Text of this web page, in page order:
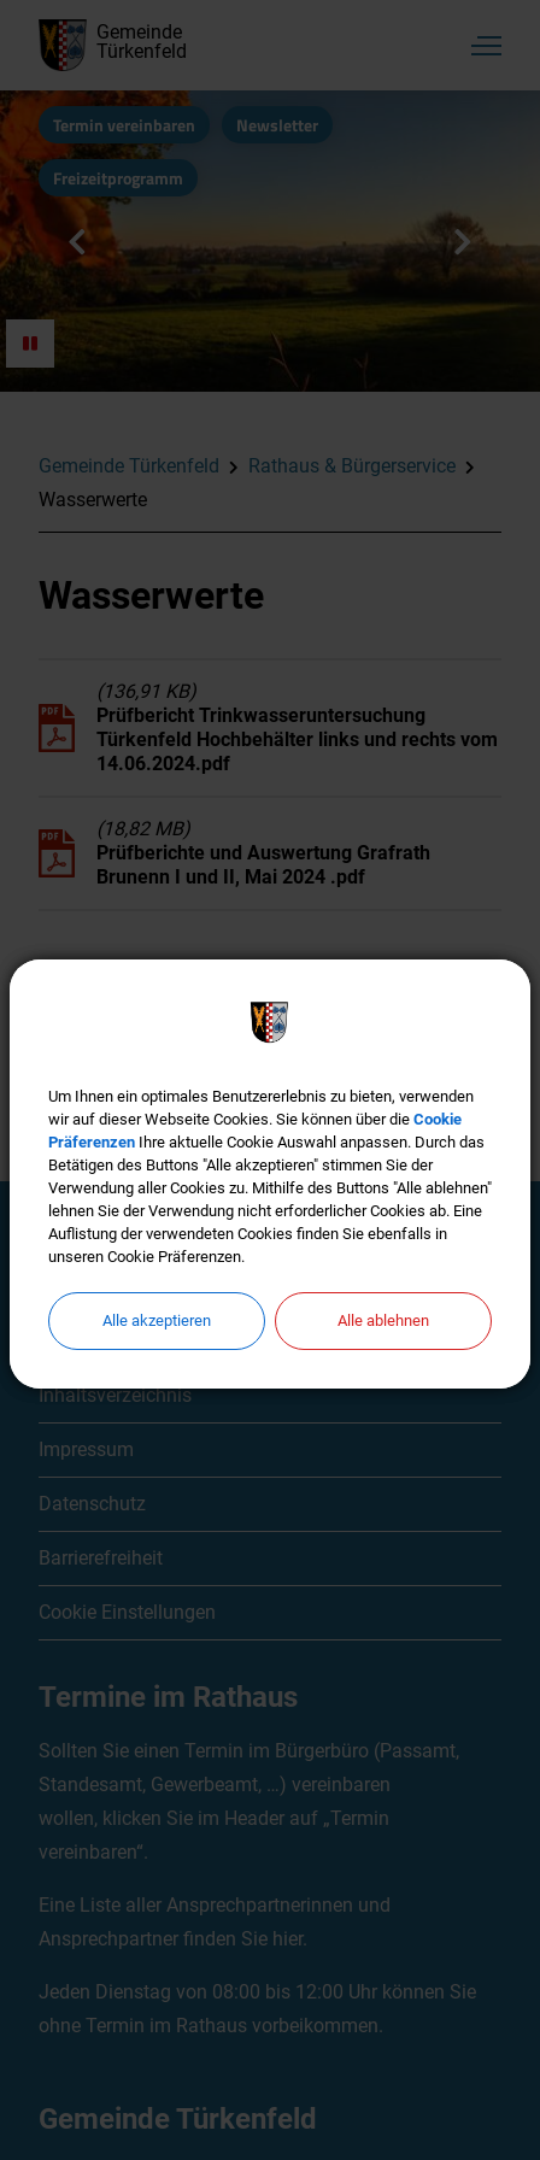
Gemeinde
Türkenfeld
Termin vereinbaren Newsletter
Freizeitprogramm
Aktuelles, Startseite
Rathaus & Bürgerservice
Familie & Soziales
Wirtschaft & Gewerbe
Gemeinde Türkenfeld
Rathaus & Bürgerservice
Wasserwerte
Wasserwerte
(136,91 KB)
Prüfbericht Trinkwasseruntersuchung
Türkenfeld Hochbehälter links und rechts vom
14.06.2024.pdf
(18,82 MB)
Prüfberichte und Auswertung Grafrath
Brunenn I und II, Mai 2024 .pdf
Kontakt
Inhaltsverzeichnis
Impressum
Datenschutz
Barrierefreiheit
Cookie Einstellungen
Termine im Rathaus
Sollten Sie einen Termin im Bürgerbüro (Passamt,
Standesamt, Gewerbeamt, …) vereinbaren
wollen, klicken Sie im Header auf „Termin
vereinbaren“.
Eine Liste aller Ansprechpartnerinnen und
Ansprechpartner finden Sie hier.
Jeden Dienstag von 08:00 bis 12:00 Uhr können Sie
ohne Termin im Rathaus vorbeikommen.
Gemeinde Türkenfeld
Um Ihnen ein optimales Benutzererlebnis zu bieten, verwenden
wir auf dieser Webseite Cookies. Sie können über die Cookie
Präferenzen Ihre aktuelle Cookie Auswahl anpassen. Durch das
Betätigen des Buttons "Alle akzeptieren" stimmen Sie der
Verwendung aller Cookies zu. Mithilfe des Buttons "Alle ablehnen"
lehnen Sie der Verwendung nicht erforderlicher Cookies ab. Eine
Auflistung der verwendeten Cookies finden Sie ebenfalls in
unseren Cookie Präferenzen.
Alle akzeptieren Alle ablehnen
Um Ihnen ein optimales Benutzererlebnis zu bieten, verwenden
wir auf dieser Webseite Cookies. Sie können über die Cookie
Präferenzen Ihre aktuelle Cookie Auswahl anpassen. Durch das
Betätigen des Buttons "Alle akzeptieren" stimmen Sie der
Verwendung aller Cookies zu. Mithilfe des Buttons "Alle ablehnen"
lehnen Sie der Verwendung nicht erforderlicher Cookies ab. Eine
Auflistung der verwendeten Cookies finden Sie ebenfalls in
unseren Cookie Präferenzen.
Alle akzeptieren Alle ablehnen